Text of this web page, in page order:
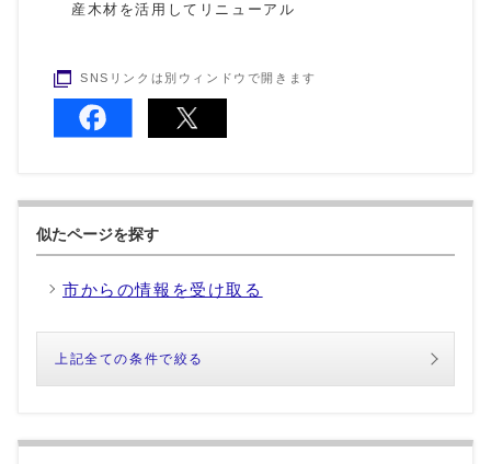
産木材を活用してリニューアル
SNSリンクは別ウィンドウで開きます
似たページを探す
市からの情報を受け取る
上記全ての条件で絞る